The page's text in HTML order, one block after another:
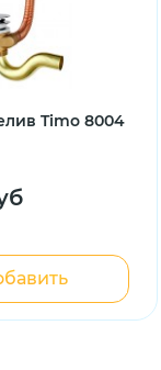
Timo 8004